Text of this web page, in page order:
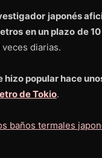
japonés
en un plazo de
diarias.
hizo popular hace
de Tokio.